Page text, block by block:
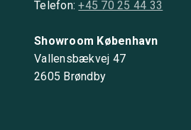
Telefon:+45 70 25 44 33
Showroom København
Vallensbækvej 47
2605 Brøndby